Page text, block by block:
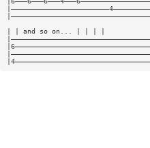
| | and so on... | | | |